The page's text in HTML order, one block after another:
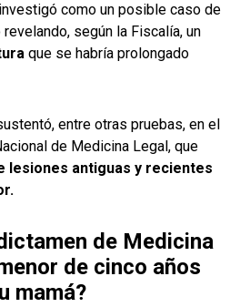
como un posible caso de
según la Fiscalía, un
que se habría prolongado
entre otras pruebas, en el
de Medicina Legal, que
lesiones antiguas y recientes
de Medicina
de cinco años
mamá?